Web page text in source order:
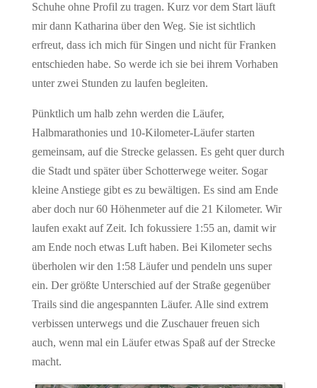
Schuhe ohne Profil zu tragen. Kurz vor dem Start läuft
mir dann Katharina über den Weg. Sie ist sichtlich
erfreut, dass ich mich für Singen und nicht für Franken
entschieden habe. So werde ich sie bei ihrem Vorhaben
unter zwei Stunden zu laufen begleiten.
Pünktlich um halb zehn werden die Läufer,
Halbmarathonies und 10-Kilometer-Läufer starten
gemeinsam, auf die Strecke gelassen. Es geht quer durch
die Stadt und später über Schotterwege weiter. Sogar
kleine Anstiege gibt es zu bewältigen. Es sind am Ende
aber doch nur 60 Höhenmeter auf die 21 Kilometer. Wir
laufen exakt auf Zeit. Ich fokussiere 1:55 an, damit wir
am Ende noch etwas Luft haben. Bei Kilometer sechs
überholen wir den 1:58 Läufer und pendeln uns super
ein. Der größte Unterschied auf der Straße gegenüber
Trails sind die angespannten Läufer. Alle sind extrem
verbissen unterwegs und die Zuschauer freuen sich
auch, wenn mal ein Läufer etwas Spaß auf der Strecke
macht.